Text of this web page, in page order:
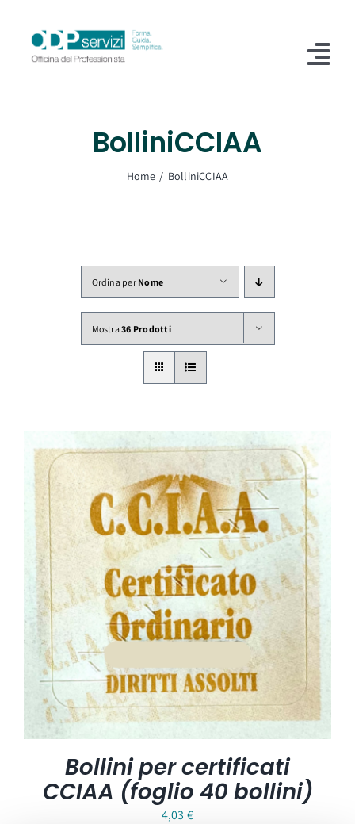
contenuto
BolliniCCIAA
Home BolliniCCIAA
Ordina per Nome
Mostra36 Prodotti
Bollini per certificati
CCIAA (foglio 40 bollini)
4,03 €